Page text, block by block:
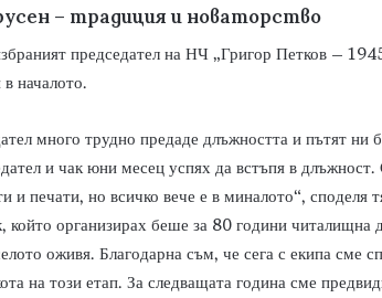
– традиция и новаторство
председател на НЧ „Григор Петков –
началото.
много трудно предаде длъжността и пътят
и чак юни месец успях да встъпя в
и печати, но всичко вече е в миналото“, споделя
който организирах беше за 80 години читалищна
оживя. Благодарна съм, че сега с екипа сме
на този етап. За следващата година сме